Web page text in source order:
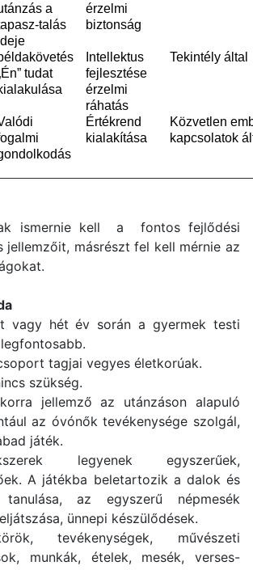
a
talás
érzelmi
biztonság
tudat
Intellektus
fejlesztése
érzelmi
ráhatás
Tekintély által
Értékrend
kialakítása
Közvetlen
kapcsolatok
ismernie kell a fontos fejlődési
jellemzőit, másrészt fel kell mérnie az
vagy hét év során a gyermek testi
tagjai vegyes életkorúak.
szükség.
jellemző az utánzáson alapuló
az óvónők tevékenysége szolgál,
játék.
legyenek egyszerűek,
A játékba beletartozik a dalok és
az egyszerű népmesék
ünnepi készülődések.
tevékenységek, művészeti
munkák, ételek, mesék, verses-